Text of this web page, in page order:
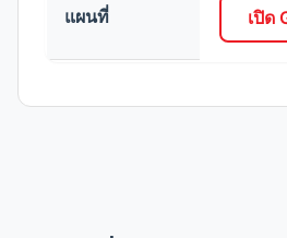
แผนที่ เปิด